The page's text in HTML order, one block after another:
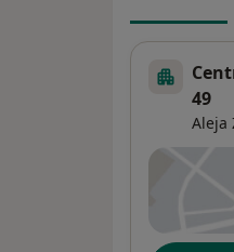
49
Aleja